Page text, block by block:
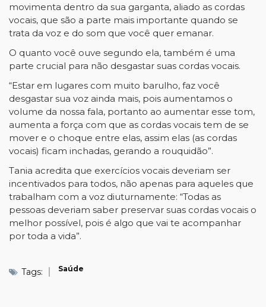
movimenta dentro da sua garganta, aliado as cordas
vocais, que são a parte mais importante quando se
trata da voz e do som que você quer emanar.
O quanto você ouve segundo ela, também é uma
parte crucial para não desgastar suas cordas vocais.
“Estar em lugares com muito barulho, faz você
desgastar sua voz ainda mais, pois aumentamos o
volume da nossa fala, portanto ao aumentar esse tom,
aumenta a força com que as cordas vocais tem de se
mover e o choque entre elas, assim elas (as cordas
vocais) ficam inchadas, gerando a rouquidão”.
Tania acredita que exercícios vocais deveriam ser
incentivados para todos, não apenas para aqueles que
trabalham com a voz diuturnamente: “Todas as
pessoas deveriam saber preservar suas cordas vocais o
melhor possível, pois é algo que vai te acompanhar
por toda a vida”.
Tags: Saúde